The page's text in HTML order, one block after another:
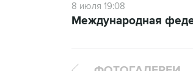
8 июля 19:08
Международная